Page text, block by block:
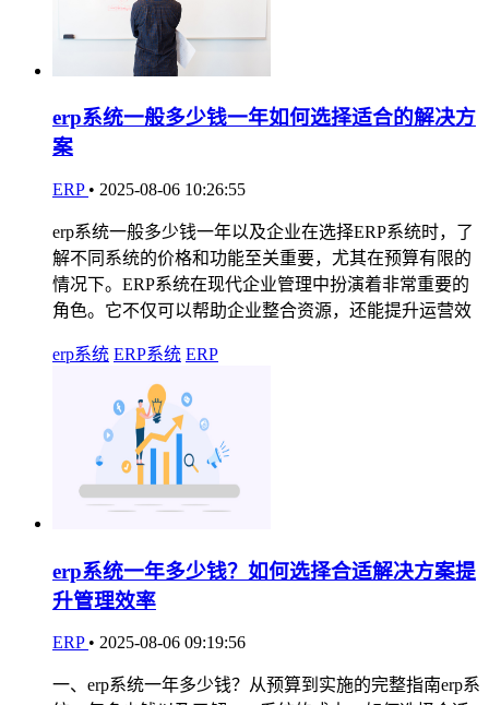
erp系统一般多少钱一年如何选择适合的解决方
案
ERP • 2025-08-06 10:26:55
erp系统一般多少钱一年以及企业在选择ERP系统时，了
解不同系统的价格和功能至关重要，尤其在预算有限的
情况下。ERP系统在现代企业管理中扮演着非常重要的
角色。它不仅可以帮助企业整合资源，还能提升运营效
erp系统 ERP系统 ERP
erp系统一年多少钱？如何选择合适解决方案提
升管理效率
ERP • 2025-08-06 09:19:56
一、erp系统一年多少钱？从预算到实施的完整指南erp系